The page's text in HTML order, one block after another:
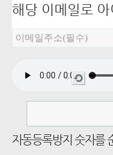
해당 이메일로
새
로
침
자동등록방지 숫자를